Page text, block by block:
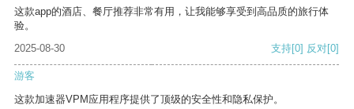
这款app的酒店、餐厅推荐非常有用，让我能够享受到高品质的旅行体
验。
2025-08-30
支持[0] 反对[0]
游客
这款加速器VPM应用程序提供了顶级的安全性和隐私保护。